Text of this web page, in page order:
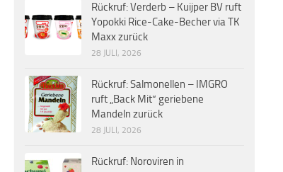
Rückruf: Verderb – Kuijper BV ruft
Yopokki Rice-Cake-Becher via TK
Maxx zurück
28 JULI, 2026
Rückruf: Salmonellen – IMGRO
ruft „Back Mit“ geriebene
Mandeln zurück
28 JULI, 2026
Rückruf: Noroviren in